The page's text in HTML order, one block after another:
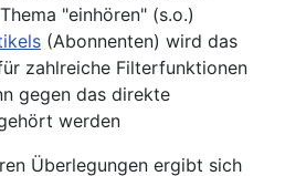
"einhören" (s.o.)
(Abonnenten) wird das
zahlreiche Filterfunktionen
gegen das direkte
werden
Überlegungen ergibt sich